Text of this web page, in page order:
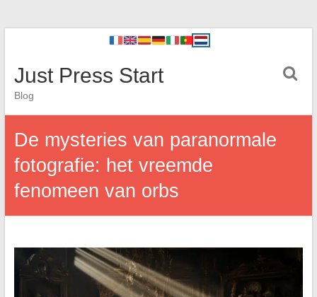
Just Press Start
Blog
De mysteries van paranormale
fotografie: het vreemde
fenomeen van orbs